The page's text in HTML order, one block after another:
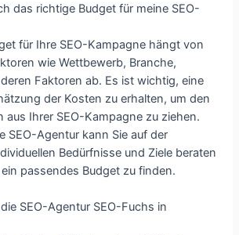
das richtige Budget für meine SEO-
für Ihre SEO-Kampagne hängt von
wie Wettbewerb, Branche,
Faktoren ab. Es ist wichtig, eine
der Kosten zu erhalten, um den
aus Ihrer SEO-Kampagne zu ziehen.
SEO-Agentur kann Sie auf der
Bedürfnisse und Ziele beraten
passendes Budget zu finden.
SEO-Agentur SEO-Fuchs in